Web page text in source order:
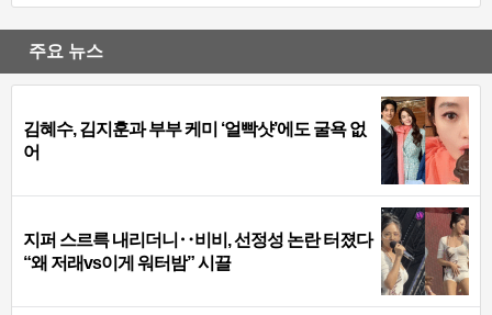
주요 뉴스
김혜수, 김지훈과 부부 케미 ‘얼빡샷’에도 굴욕 없
어
지퍼 스르륵 내리더니‥비비, 선정성 논란 터졌다
“왜 저래vs이게 워터밤” 시끌